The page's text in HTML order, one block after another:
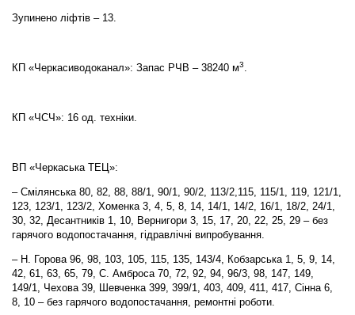
Зупинено ліфтів – 13.
КП «Черкасиводоканал»: Запас РЧВ – 38240 м3.
КП «ЧСЧ»: 16 од. техніки.
ВП «Черкаська ТЕЦ»:
– Смілянська 80, 82, 88, 88/1, 90/1, 90/2, 113/2,115, 115/1, 119, 121/1,
123, 123/1, 123/2, Хоменка 3, 4, 5, 8, 14, 14/1, 14/2, 16/1, 18/2, 24/1,
30, 32, Десантників 1, 10, Вернигори 3, 15, 17, 20, 22, 25, 29 – без
гарячого водопостачання, гідравлічні випробування.
– Н. Горова 96, 98, 103, 105, 115, 135, 143/4, Кобзарська 1, 5, 9, 14,
42, 61, 63, 65, 79, С. Амброса 70, 72, 92, 94, 96/3, 98, 147, 149,
149/1, Чехова 39, Шевченка 399, 399/1, 403, 409, 411, 417, Сінна 6,
8, 10 – без гарячого водопостачання, ремонтні роботи.